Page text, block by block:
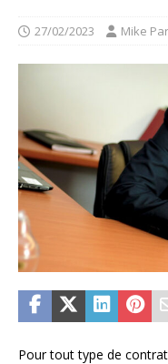
27/02/2023 Mike
Pour tout type de